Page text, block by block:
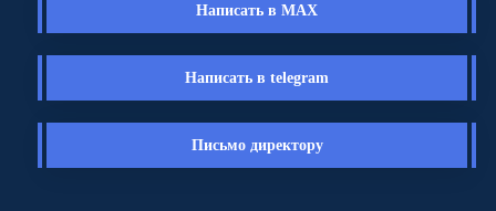
Написать в MAX
Написать в telegram
Письмо директору